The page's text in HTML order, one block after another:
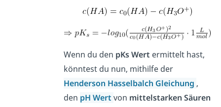
Wenn du den pKs Wert ermittelt hast,
könntest du nun, mithilfe der
Henderson Hasselbalch Gleichung ,
den pH Wert von mittelstarken Säuren